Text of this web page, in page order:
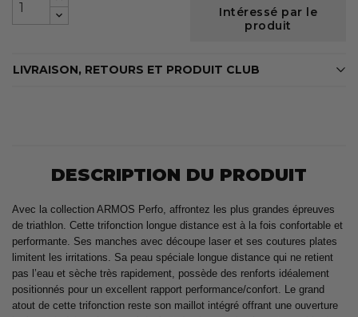
Intéressé par le
produit
LIVRAISON, RETOURS ET PRODUIT CLUB
DESCRIPTION DU PRODUIT
Avec la collection ARMOS Perfo, affrontez les plus grandes épreuves
de triathlon. Cette trifonction longue distance est à la fois confortable et
performante. Ses manches avec découpe laser et ses coutures plates
limitent les irritations. Sa peau spéciale longue distance qui ne retient
pas l’eau et sèche très rapidement, possède des renforts idéalement
positionnés pour un excellent rapport performance/confort. Le grand
atout de cette trifonction reste son maillot intégré offrant une ouverture